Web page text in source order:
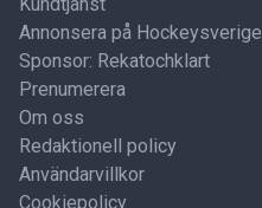
Annonsera på Hockeysverige
Sponsor: Rekatochklart
Prenumerera
Om oss
Redaktionell policy
Användarvillkor
Cookiepolicy